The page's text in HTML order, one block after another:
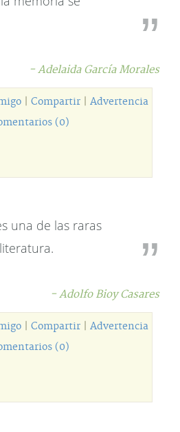
- Adelaida García Morales
| Compartir| Advertencia
(0)
una de las raras
- Adolfo Bioy Casares
| Compartir| Advertencia
(0)